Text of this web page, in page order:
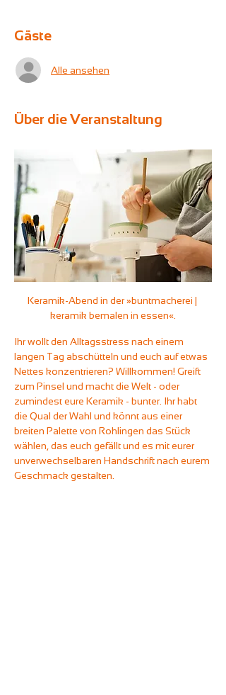
Gäste
Alle ansehen
Über die Veranstaltung
Keramik-Abend in der »buntmacherei |
keramik bemalen in essen«.
Ihr wollt den Alltagsstress nach einem
langen Tag abschütteln und euch auf etwas
Nettes konzentrieren? Willkommen! Greift
zum Pinsel und macht die Welt - oder
zumindest eure Keramik - bunter. Ihr habt
die Qual der Wahl und könnt aus einer
breiten Palette von Rohlingen das Stück
wählen, das euch gefällt und es mit eurer
unverwechselbaren Handschrift nach eurem
Geschmack gestalten.